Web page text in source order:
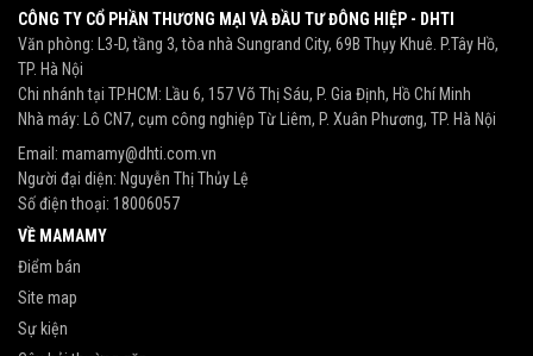
CÔNG TY CỔ PHẦN THƯƠNG MẠI VÀ ĐẦU TƯ ĐÔNG HIỆP - DHTI
Văn phòng: L3-D, tầng 3, tòa nhà Sungrand City, 69B Thụy Khuê. P.Tây Hồ,
TP. Hà Nội
Chi nhánh tại TP.HCM: Lầu 6, 157 Võ Thị Sáu, P. Gia Định, Hồ Chí Minh
Nhà máy: Lô CN7, cụm công nghiệp Từ Liêm, P. Xuân Phương, TP. Hà Nội
Email: mamamy@dhti.com.vn
Người đại diện: Nguyễn Thị Thủy Lệ
Số điện thoại: 18006057
VỀ MAMAMY
Điểm bán
Site map
Sự kiện